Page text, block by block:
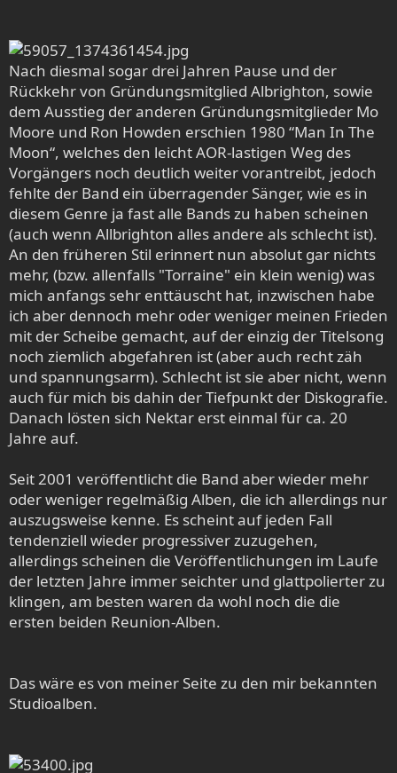
Nach diesmal sogar drei Jahren Pause und der
Rückkehr von Gründungsmitglied Albrighton, sowie
dem Ausstieg der anderen Gründungsmitglieder Mo
Moore und Ron Howden erschien 1980 “Man In The
Moon“, welches den leicht AOR-lastigen Weg des
Vorgängers noch deutlich weiter vorantreibt, jedoch
fehlte der Band ein überragender Sänger, wie es in
diesem Genre ja fast alle Bands zu haben scheinen
(auch wenn Allbrighton alles andere als schlecht ist).
An den früheren Stil erinnert nun absolut gar nichts
mehr, (bzw. allenfalls "Torraine" ein klein wenig) was
mich anfangs sehr enttäuscht hat, inzwischen habe
ich aber dennoch mehr oder weniger meinen Frieden
mit der Scheibe gemacht, auf der einzig der Titelsong
noch ziemlich abgefahren ist (aber auch recht zäh
und spannungsarm). Schlecht ist sie aber nicht, wenn
auch für mich bis dahin der Tiefpunkt der Diskografie.
Danach lösten sich Nektar erst einmal für ca. 20
Jahre auf.
Seit 2001 veröffentlicht die Band aber wieder mehr
oder weniger regelmäßig Alben, die ich allerdings nur
auszugsweise kenne. Es scheint auf jeden Fall
tendenziell wieder progressiver zuzugehen,
allerdings scheinen die Veröffentlichungen im Laufe
der letzten Jahre immer seichter und glattpolierter zu
klingen, am besten waren da wohl noch die die
ersten beiden Reunion-Alben.
Das wäre es von meiner Seite zu den mir bekannten
Studioalben.